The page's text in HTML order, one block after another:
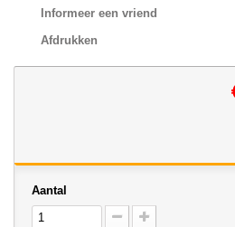
Informeer een vriend
Afdrukken
Aantal